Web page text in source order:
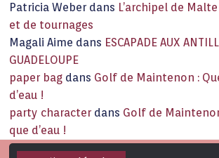
Patricia Weber dans L’archipel de
et de tournages
Magali Aime dans ESCAPADE AUX
GUADELOUPE
paper bag dans Golf de Maintenon :
d’eau !
party character dans Golf de
que d’eau !